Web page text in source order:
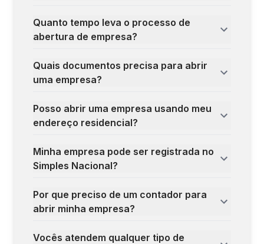
Quanto tempo leva o processo de
abertura de empresa?
Quais documentos precisa para abrir
uma empresa?
Posso abrir uma empresa usando meu
endereço residencial?
Minha empresa pode ser registrada no
Simples Nacional?
Por que preciso de um contador para
abrir minha empresa?
Vocês atendem qualquer tipo de